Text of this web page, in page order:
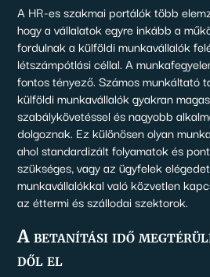
A HR-es szakmai portálók több
hogy a vállalatok egyre inkább a
fordulnak a külföldi munkavállalók
létszámpótlási céllal. A
fontos tényező. Számos munkáltató
külföldi munkavállalók gyakran
szabálykövetéssel és nagyobb
dolgoznak. Ez különösen olyan
ahol standardizált folyamatok és
szükséges, vagy az ügyfelek
munkavállalókkal való közvetlen
az éttermi és szállodai szektorok.
A betanítási idő
dől el